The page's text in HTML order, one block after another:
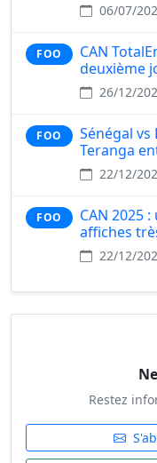
06/07/
FOO
CAN
deuxième
26/12/
FOO
Sénégal vs
Teranga
22/12/
FOO
CAN 2025
affiches
22/12/
Restez